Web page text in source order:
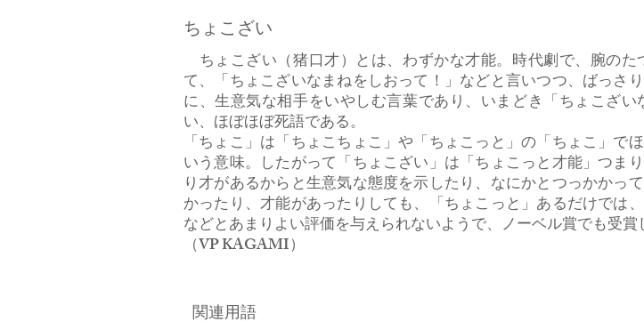
ちょこざい
ちょこざい（猪口才）とは、わずかな才能。時代劇で、腕の
て、「ちょこざいなまねをしおって！」などと言いつつ、ばっさ
に、生意気な相手をいやしむ言葉であり、いまどき「ちょこざ
い、ほぼほぼ死語である。
「ちょこ」は「ちょこちょこ」や「ちょこっと」の「ちょこ」
いう意味。したがって「ちょこざい」は「ちょこっと才能」つま
り才があるからと生意気な態度を示したり、なにかとつっかかっ
かったり、才能があったりしても、「ちょこっと」あるだけでは
などとあまりよい評価を与えられないようで、ノーベル賞でも受
​（VP KAGAMI）
関連用語